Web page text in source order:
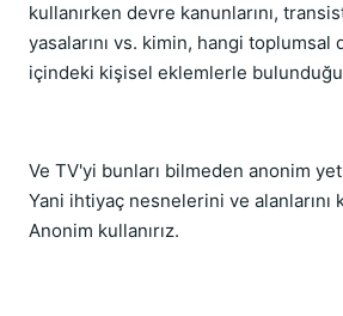
kullanırken devre kanunlarını,
yasalarını vs. kimin, hangi toplumsal
içindeki kişisel eklemlerle
Ve TV'yi bunları bilmeden anonim
Yani ihtiyaç nesnelerini ve alanlarını
Anonim kullanırız.